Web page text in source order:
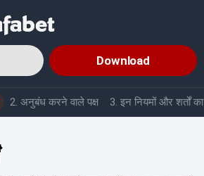
Download
2. अनुबंध करने वाले पक्ष 3. इन नियमों और शर्तों का